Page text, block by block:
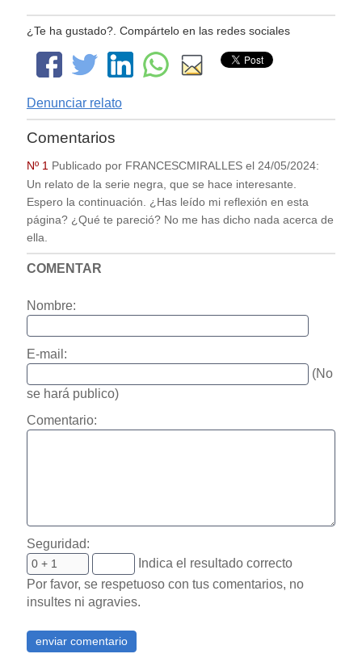
¿Te ha gustado?. Compártelo en las redes sociales
Denunciar relato
Comentarios
Nº 1 Publicado por FRANCESCMIRALLESel 24/05/2024:
Un relato de la serie negra, que se hace interesante.
Espero la continuación. ¿Has leído mi reflexión en esta
página? ¿Qué te pareció? No me has dicho nada acerca de
ella.
COMENTAR
Nombre:
E-mail:
(No
se hará publico)
Comentario:
Seguridad:
Indica el resultado correcto
Por favor, se respetuoso con tus comentarios, no
insultes ni agravies.